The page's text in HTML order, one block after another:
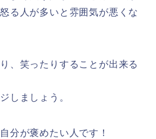
る人が多いと雰囲気が悪くな
、笑ったりすることが出来る
しましょう。
分が褒めたい人です！